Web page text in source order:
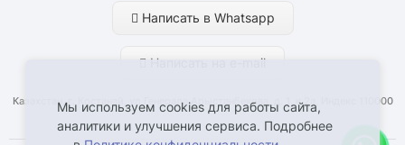
рассчитывается отдельно. По согласованию
Написать в Whatsapp
Написать на e-mail
Казахстан, г. Костанай, ул Генерала Арыстанбекова, д. 1, к.2а, Индекс 110000
Мы используем cookies для работы сайта,
аналитики и улучшения сервиса. Подробнее